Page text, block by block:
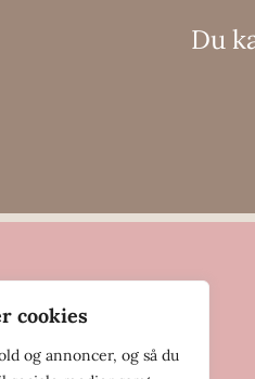
cookies
og annoncer, og så du
Du